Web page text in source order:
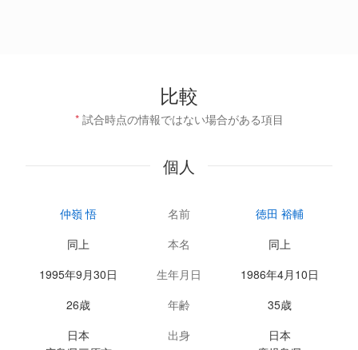
比較
* 試合時点の情報ではない場合がある項目
個人
仲嶺 悟 名前
徳田 裕輔
同上
本名
同上
1995年9月30日
生年月日
1986年4月10日
26歳
年齢
35歳
日本
出身
日本